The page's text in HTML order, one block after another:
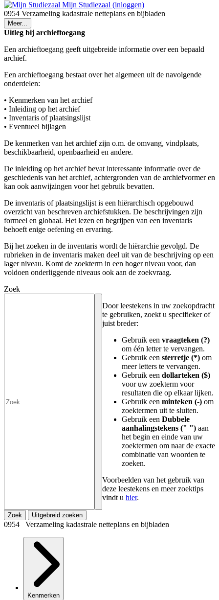
Mijn Studiezaal (inloggen)
0954 Verzameling kadastrale netteplans en bijbladen
Meer...
Uitleg bij archieftoegang
Een archieftoegang geeft uitgebreide informatie over een bepaald
archief.
Een archieftoegang bestaat over het algemeen uit de navolgende
onderdelen:
• Kenmerken van het archief
• Inleiding op het archief
• Inventaris of plaatsingslijst
• Eventueel bijlagen
De kenmerken van het archief zijn o.m. de omvang, vindplaats,
beschikbaarheid, openbaarheid en andere.
De inleiding op het archief bevat interessante informatie over de
geschiedenis van het archief, achtergronden van de archiefvormer en
kan ook aanwijzingen voor het gebruik bevatten.
De inventaris of plaatsingslijst is een hiërarchisch opgebouwd
overzicht van beschreven archiefstukken. De beschrijvingen zijn
formeel en globaal. Het lezen en begrijpen van een inventaris
behoeft enige oefening en ervaring.
Bij het zoeken in de inventaris wordt de hiërarchie gevolgd. De
rubrieken in de inventaris maken deel uit van de beschrijving op een
lager niveau. Komt de zoekterm in een hoger niveau voor, dan
voldoen onderliggende niveaus ook aan de zoekvraag.
Zoek
Door leestekens in uw zoekopdracht
te gebruiken, zoekt u specifieker of
juist breder:
Gebruik een vraagteken (?)
om één letter te vervangen.
Gebruik een sterretje (*) om
meer letters te vervangen.
Gebruik een dollarteken ($)
voor uw zoekterm voor
resultaten die op elkaar lijken.
Gebruik een minteken (-) om
zoektermen uit te sluiten.
Gebruik een Dubbele
aanhalingstekens (" ") aan
het begin en einde van uw
zoektermen om naar de exacte
combinatie van woorden te
zoeken.
Voorbeelden van het gebruik van
deze leestekens en meer zoektips
vindt u hier.
Zoek Uitgebreid zoeken
0954 Verzameling kadastrale netteplans en bijbladen
Kenmerken